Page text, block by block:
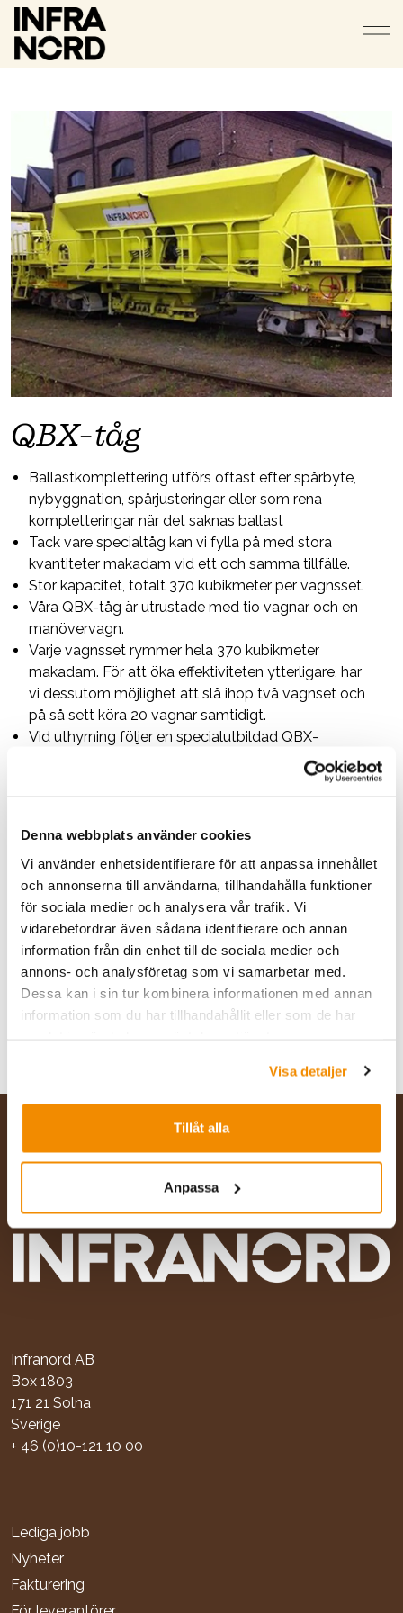
Denna webbplats använder cookies
Vi använder enhetsidentifierare för att anpassa innehållet
och annonserna till användarna, tillhandahålla funktioner
för sociala medier och analysera vår trafik. Vi
vidarebefordrar även sådana identifierare och annan
information från din enhet till de sociala medier och
annons- och analysföretag som vi samarbetar med.
Dessa kan i sin tur kombinera informationen med annan
information som du har tillhandahållit eller som de har
Visa detaljer
Tillåt alla
Anpassa
QBX-tåg
Ballastkomplettering utförs oftast efter spårbyte,
nybyggnation, spårjusteringar eller som rena
kompletteringar när det saknas ballast
Tack vare specialtåg kan vi fylla på med stora
kvantiteter makadam vid ett och samma tillfälle.
Stor kapacitet, totalt 370 kubikmeter per vagnsset.
Våra QBX-tåg är utrustade med tio vagnar och en
manövervagn.
Varje vagnsset rymmer hela 370 kubikmeter
makadam. För att öka effektiviteten ytterligare, har
vi dessutom möjlighet att slå ihop två vagnset och
på så sett köra 20 vagnar samtidigt.
Vid uthyrning följer en specialutbildad QBX-
operatör med som ansvara för arbetet. Operatören
ballastsektionen. Bandhastigheten kan varieras och
vagnarna har även vibratorer för en jämn och smidig
tömning.
Vi finns för rådgivning och offertförfrågningar. Kontakta
oss
Henrik Johansson, Produktionschef:
Infranord AB
Box 1803
171 21 Solna
Sverige
+ 46 (0)10-121 10 00
Lediga jobb
Nyheter
Fakturering